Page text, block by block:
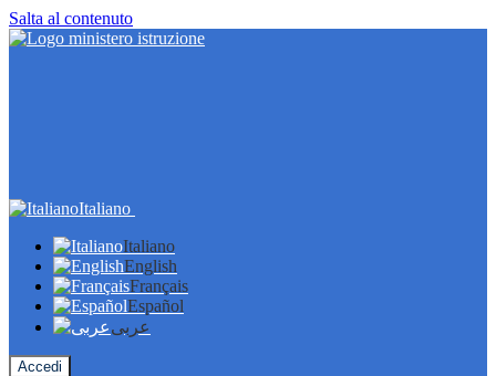
Salta al contenuto
Italiano
Italiano
English
Français
Español
عربى
Accedi